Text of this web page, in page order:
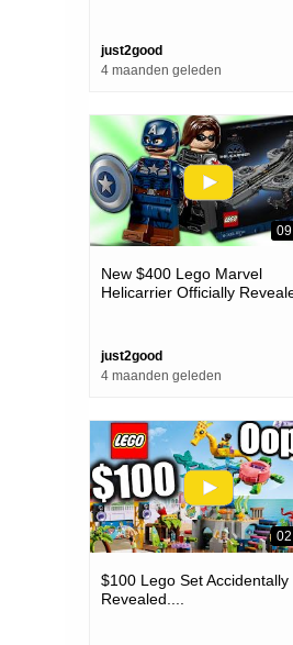
just2good
4 maanden geleden
New $400 Lego Marvel
Helicarrier Officially
just2good
4 maanden geleden
$100 Lego Set Accidentally
Revealed....